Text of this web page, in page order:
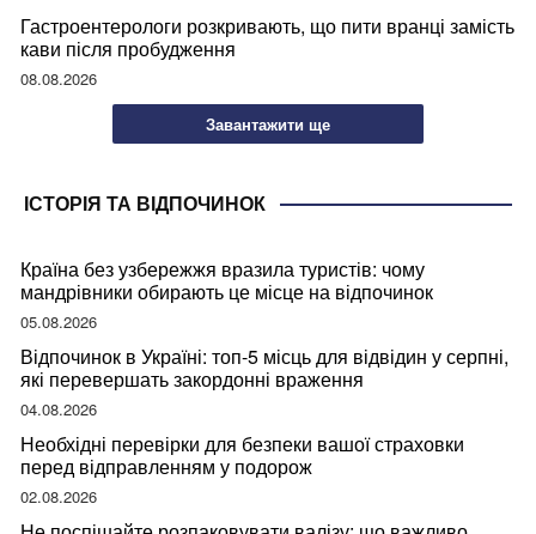
Гастроентерологи розкривають, що пити вранці замість
кави після пробудження
08.08.2026
Завантажити ще
ІСТОРІЯ ТА ВІДПОЧИНОК
Країна без узбережжя вразила туристів: чому
мандрівники обирають це місце на відпочинок
05.08.2026
Відпочинок в Україні: топ-5 місць для відвідин у серпні,
які перевершать закордонні враження
04.08.2026
Необхідні перевірки для безпеки вашої страховки
перед відправленням у подорож
02.08.2026